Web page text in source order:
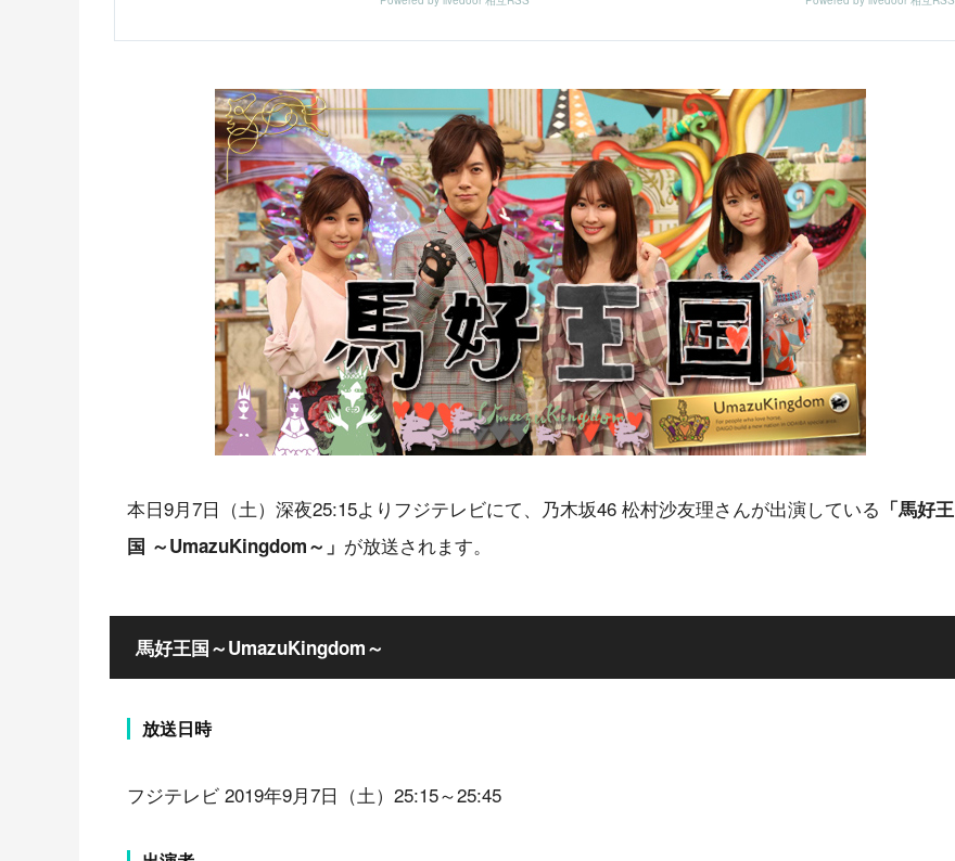
本日9月7日（土）深夜25:15よりフジテレビにて、乃木坂46 松村沙友理さんが出演している 「馬好王
国 ～UmazuKingdom～」 が放送されます。
馬好王国～UmazuKingdom～
放送日時
フジテレビ 2019年9月7日（土）25:15～25:45